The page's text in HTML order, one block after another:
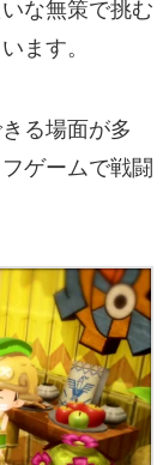
な無策で挑む
ます。
る場面が多
ゲームで戦闘